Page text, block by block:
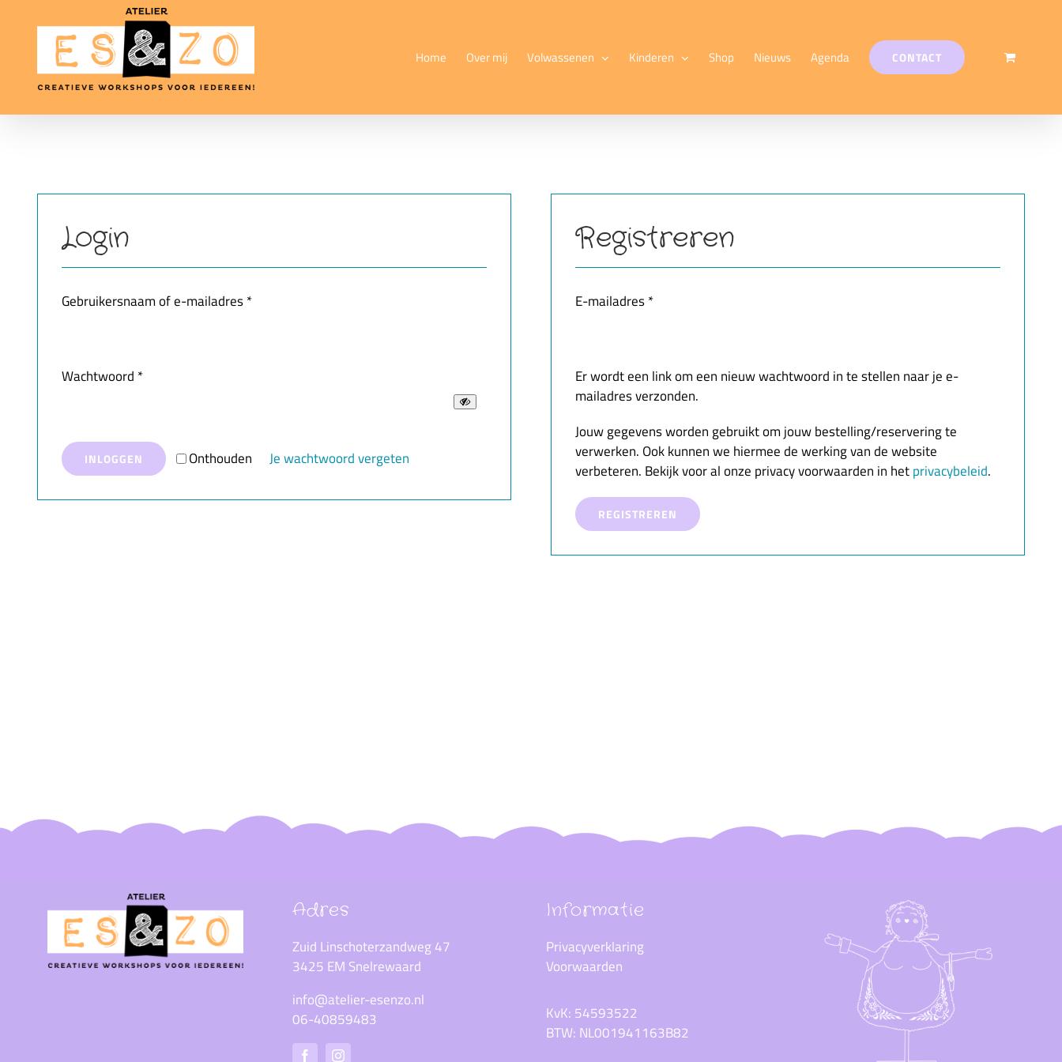
Home Over mij Volwassenen Kinderen Shop Nieuws Agenda CONTACT
Login
Gebruikersnaam of e-mailadres*Vereist
Wachtwoord *Vereist
Onthouden
INLOGGEN Je wachtwoord vergeten
Registreren
E-mailadres*Vereist
Er wordt een link om een nieuw wachtwoord in te stellen naar je e-
mailadres verzonden.
Jouw gegevens worden gebruikt om jouw bestelling/reservering te
verwerken. Ook kunnen we hiermee de werking van de website
verbeteren. Bekijk voor al onze privacy voorwaarden in hetprivacybeleid.
REGISTREREN
Adres
Zuid Linschoterzandweg 47
3425 EM Snelrewaard
info@atelier-esenzo.nl
06-40859483
Informatie
Privacyverklaring
Voorwaarden
KvK: 54593522
BTW: NL001941163B82